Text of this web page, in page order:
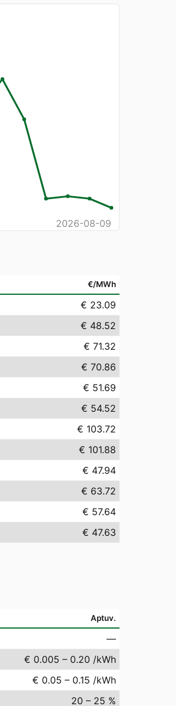
2026-08-09
€/MWh
€ 23.09
€ 48.52
€ 71.32
€ 70.86
€ 51.69
€ 54.52
€ 103.72
€ 101.88
€ 47.94
€ 63.72
€ 57.64
€ 47.63
Aptuv.
—
€ 0.005 – 0.20 /kWh
€ 0.05 – 0.15 /kWh
20 – 25 %